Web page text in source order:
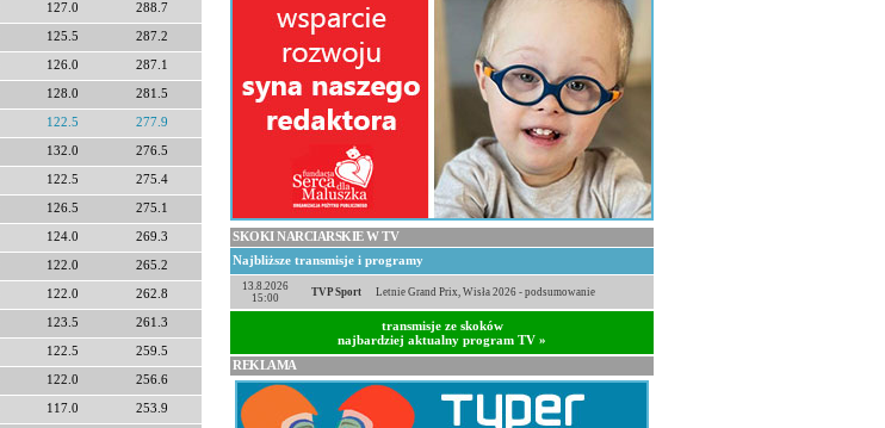
127.0 288.7
125.5 287.2
126.0 287.1
128.0 281.5
122.5 277.9
132.0 276.5
122.5 275.4
126.5 275.1
124.0 269.3
122.0 265.2
122.0 262.8
123.5 261.3
122.5 259.5
122.0 256.6
117.0 253.9
SKOKI NARCIARSKIE W TV
Najbliższe transmisje i programy
13.8.2026
15:00
TVP Sport Letnie Grand Prix, Wisła 2026 - podsumowanie
transmisje ze skoków
najbardziej aktualny program TV »
REKLAMA